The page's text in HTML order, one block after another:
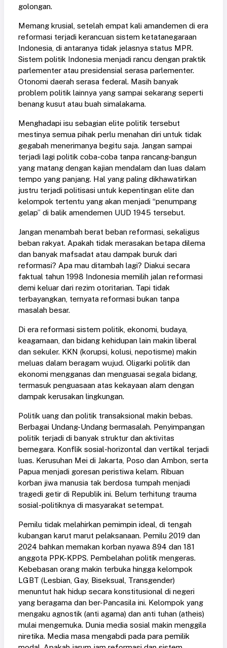
golongan.
Memang krusial, setelah empat kali amandemen di era
reformasi terjadi kerancuan sistem ketatanegaraan
Indonesia, di antaranya tidak jelasnya status MPR.
Sistem politik Indonesia menjadi rancu dengan praktik
parlementer atau presidensial serasa parlementer.
Otonomi daerah serasa federal. Masih banyak
problem politik lainnya yang sampai sekarang seperti
benang kusut atau buah simalakama.
Menghadapi isu sebagian elite politik tersebut
mestinya semua pihak perlu menahan diri untuk tidak
gegabah menerimanya begitu saja. Jangan sampai
terjadi lagi politik coba-coba tanpa rancang-bangun
yang matang dengan kajian mendalam dan luas dalam
tempo yang panjang. Hal yang paling dikhawatirkan
justru terjadi politisasi untuk kepentingan elite dan
kelompok tertentu yang akan menjadi “penumpang
gelap” di balik amendemen UUD 1945 tersebut.
Jangan menambah berat beban reformasi, sekaligus
beban rakyat. Apakah tidak merasakan betapa dilema
dan banyak mafsadat atau dampak buruk dari
reformasi? Apa mau ditambah lagi? Diakui secara
faktual tahun 1998 Indonesia memilih jalan reformasi
demi keluar dari rezim otoritarian. Tapi tidak
terbayangkan, ternyata reformasi bukan tanpa
masalah besar.
Di era reformasi sistem politik, ekonomi, budaya,
keagamaan, dan bidang kehidupan lain makin liberal
dan sekuler. KKN (korupsi, kolusi, nepotisme) makin
meluas dalam beragam wujud. Oligarki politik dan
ekonomi mengganas dan menguasai segala bidang,
termasuk penguasaan atas kekayaan alam dengan
dampak kerusakan lingkungan.
Politik uang dan politik transaksional makin bebas.
Berbagai Undang-Undang bermasalah. Penyimpangan
politik terjadi di banyak struktur dan aktivitas
bernegara. Konflik sosial-horizontal dan vertikal terjadi
luas. Kerusuhan Mei di Jakarta, Poso dan Ambon, serta
Papua menjadi goresan peristiwa kelam. Ribuan
korban jiwa manusia tak berdosa tumpah menjadi
tragedi getir di Republik ini. Belum terhitung trauma
sosial-politiknya di masyarakat setempat.
Pemilu tidak melahirkan pemimpin ideal, di tengah
kubangan karut marut pelaksanaan. Pemilu 2019 dan
2024 bahkan memakan korban nyawa 894 dan 181
anggota PPK-KPPS. Pembelahan politik mengeras.
Kebebasan orang makin terbuka hingga kelompok
LGBT (Lesbian, Gay, Biseksual, Transgender)
menuntut hak hidup secara konstitusional di negeri
yang beragama dan ber-Pancasila ini. Kelompok yang
mengaku agnostik (anti agama) dan anti tuhan (atheis)
mulai mengemuka. Dunia media sosial makin menggila
niretika. Media masa mengabdi pada para pemilik